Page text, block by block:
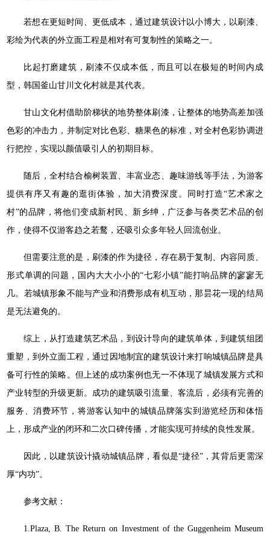
若想在更短时间、更低成本，通过建筑设计以小博大，以刷漆、
彩绘为代表的外立面工程是相对有可复制性的策略之一。
比起打磨建筑，刷漆不仅成本低，而且可以在极短的时间内成
型，韩国釜山甘川文化村就是其代表。
甘山文化村借助阶梯状的地势整体刷漆，让整体的地势高差加强
色彩的冲击力，并制定对比色彩、糖果色的标准，对全村色彩协调进
行把控，实现以颜值吸引人的初期目标。
随后，全村结合榆树装置、丰富业态、趣味游线等手法，为游客
提供有序又有趣的逛街体验，加大消费深度。同时打造“艺术家之
村”的品牌，将他们变成新村民、新乡绅，广泛参与各类艺术品的创
作，使得不仅游客趋之若鹜，还吸引众多年轻人回流创业。
但需要注意的是，刷漆的作为捷径，存在易于复制、内容同质、
形式单调的问题，国内大大小小的“七彩小镇”能打响品牌的寥寥无
几。若城镇形象不能与产业和消费形成有机互动，那昙花一现的结局
是无法避免的。
综上，从打造建筑艺术品，到设计导向的建筑单体，到建筑组团
重塑，到外立面工程，通过因地制宜的建筑设计来打响城镇品牌是具
备可行性的策略。但上述的成功案例也无一不体现了城镇发展方式和
产业转型的升级更新。成功的建筑吸引流量、客流后，必须有完善的
服务、消费环节，将游客认知中的城镇品牌落实到游览经历和体悟
上，形成产业的闭环和二次口碑传播，才能实现可持续的良性发展。
因此，以建筑设计撬动城镇品牌，看似是“捷径”，其背后更需深
厚“内功”。
参考文献：
1.Plaza, B. The Return on Investment of the Guggenheim Museum